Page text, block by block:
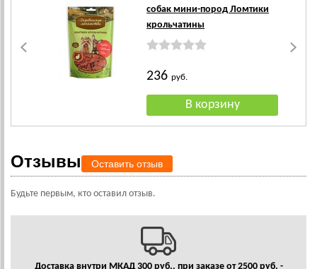
собак мини-пород Ломтики
крольчатины
236руб.
Отзывы Оставить отзыв
Будьте первым, кто оставил отзыв.
Доставка внутри МКАД 300 руб., при заказе от 2500 руб. -